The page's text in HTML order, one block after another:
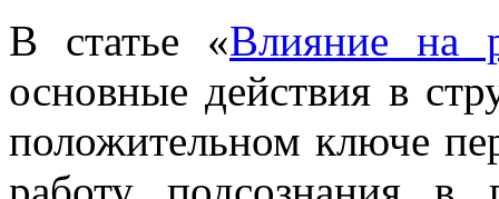
В статье «Влияние на
основные действия в
положительном ключе